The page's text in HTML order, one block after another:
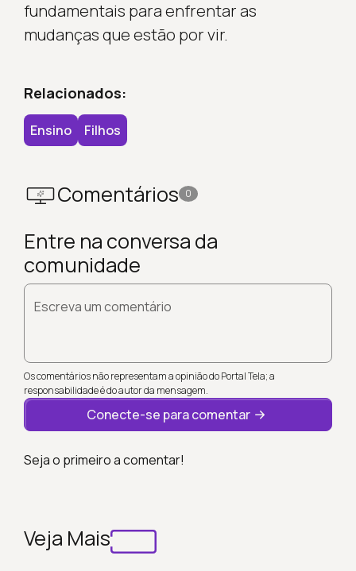
fundamentais para enfrentar as
mudanças que estão por vir.
Relacionados:
Ensino Filhos
Comentários 0
Entre na conversa da
comunidade
Escreva um comentário
Os comentários não representam a opinião do Portal Tela; a
responsabilidade é do autor da mensagem.
Conecte-se para comentar
Seja o primeiro a comentar!
Veja Mais